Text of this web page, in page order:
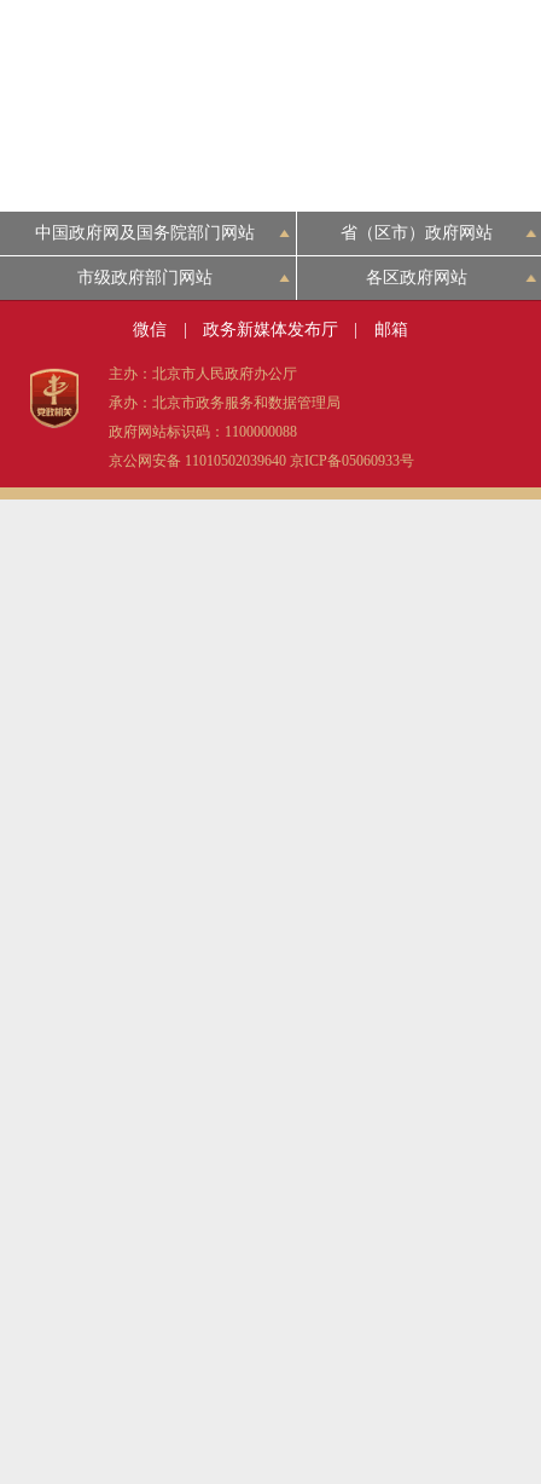
中国政府网及国务院部门网站 省（区市）政府网站
市级政府部门网站 各区政府网站
微信 政务新媒体发布厅 邮箱
主办：北京市人民政府办公厅
承办：北京市政务服务和数据管理局
政府网站标识码：1100000088
京公网安备 11010502039640 京ICP备05060933号